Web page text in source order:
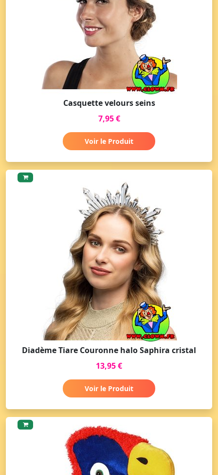
Casquette velours seins
7,95 €
Voir le Produit
Diadème Tiare Couronne halo Saphira cristal
13,95 €
Voir le Produit